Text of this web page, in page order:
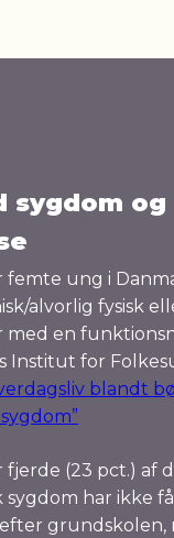
sygdom og
femte ung i
alvorlig fysisk
med en
Institut for
blandt
(23 pct.) af
sygdom har ikke
grundskolen,